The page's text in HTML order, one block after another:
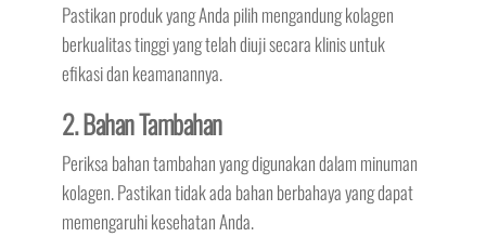
Pastikan produk yang Anda pilih mengandung kolagen
berkualitas tinggi yang telah diuji secara klinis untuk
efikasi dan keamanannya.
2. Bahan Tambahan
Periksa bahan tambahan yang digunakan dalam minuman
kolagen. Pastikan tidak ada bahan berbahaya yang dapat
memengaruhi kesehatan Anda.